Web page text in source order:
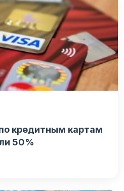
кредитным картам
50%